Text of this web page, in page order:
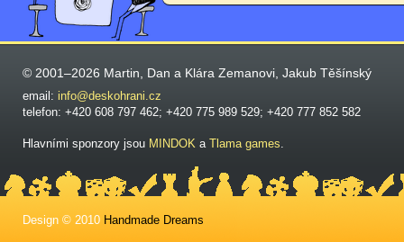
© 2001–2026 Martin, Dan a Klára Zemanovi, Jakub Těšínský
email: info@deskohrani.cz
telefon: +420 608 797 462; +420 775 989 529; +420 777 852 582
Hlavními sponzory jsou MINDOK a Tlama games.
Design © 2010 Handmade Dreams